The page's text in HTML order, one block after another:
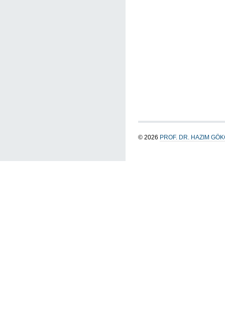
© 2026 PROF. DR. HAZIM